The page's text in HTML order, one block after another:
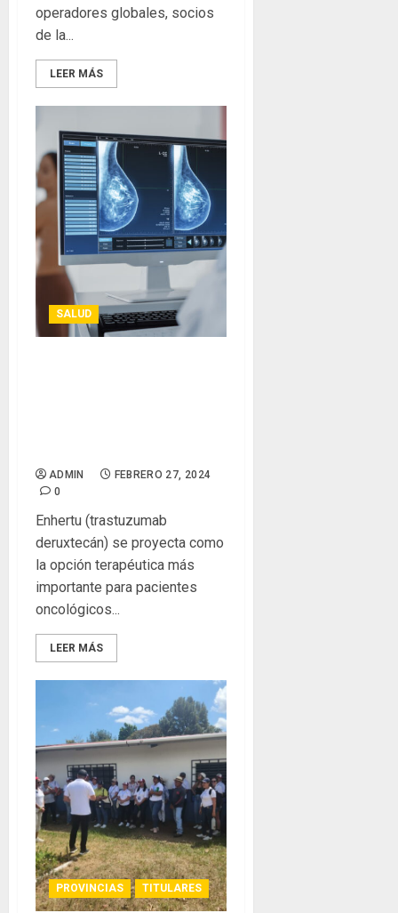
operadores globales, socios
de la...
LEER MÁS
SALUD
ADMIN
FEBRERO 27, 2024
0
Enhertu (trastuzumab
deruxtecán) se proyecta como
la opción terapéutica más
importante para pacientes
oncológicos...
LEER MÁS
PROVINCIAS TITULARES